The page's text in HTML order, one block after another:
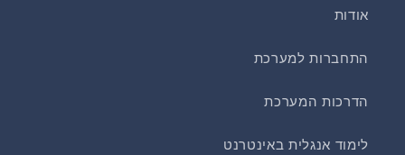
אודות
התחברות למערכת
הדרכות המערכת
לימוד אנגלית באינטרנט